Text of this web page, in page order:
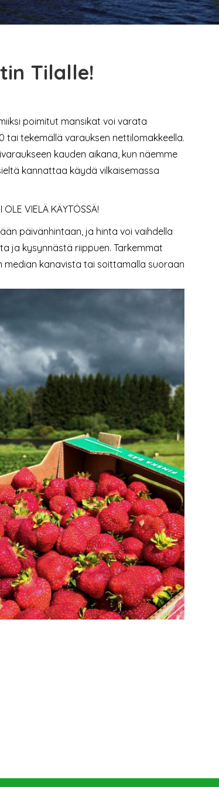
Tilalle!
poimitut mansikat voi varata
tai tekemällä varauksen nettilomakkeella.
kauden aikana, kun näemme
kannattaa käydä vilkaisemassa
OLE VIELÄ KÄYTÖSSÄ!
päivänhintaan, ja hinta voi vaihdella
ja kysynnästä riippuen. Tarkemmat
kanavista tai soittamalla suoraan